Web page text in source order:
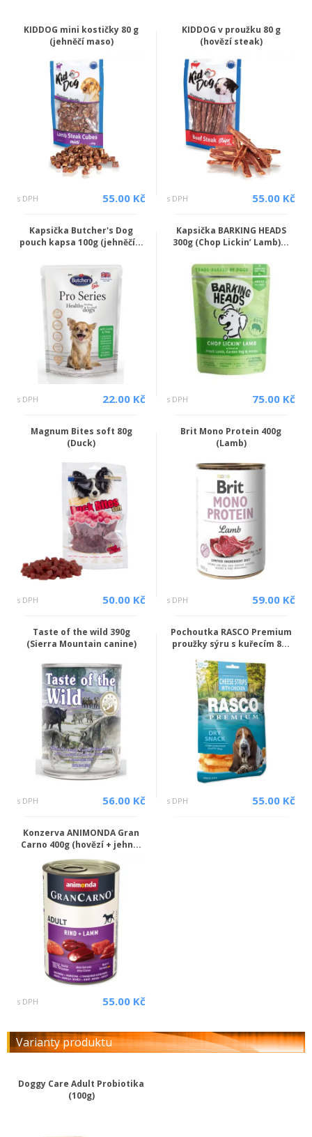
KIDDOG mini kostičky 80 g
(jehněčí maso)
s DPH 55.00 Kč
KIDDOG v proužku 80 g
(hovězí steak)
s DPH 55.00 Kč
Kapsička Butcher's Dog
pouch kapsa 100g (jehněčí...
s DPH 22.00 Kč
Kapsička BARKING HEADS
300g (Chop Lickin’ Lamb)...
s DPH 75.00 Kč
Magnum Bites soft 80g
(Duck)
s DPH 50.00 Kč
Brit Mono Protein 400g
(Lamb)
s DPH 59.00 Kč
Taste of the wild 390g
(Sierra Mountain canine)
s DPH 56.00 Kč
Pochoutka RASCO Premium
proužky sýru s kuřecím 8...
s DPH 55.00 Kč
Konzerva ANIMONDA Gran
Carno 400g (hovězí + jehn...
s DPH 55.00 Kč
Varianty produktu
Doggy Care Adult Probiotika
(100g)